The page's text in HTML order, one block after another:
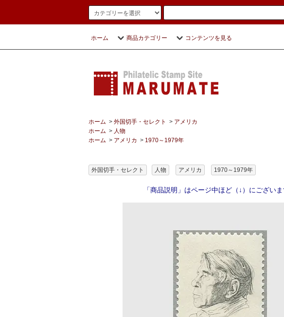
ホーム 商品カテゴリー コンテンツを見る
ホーム > 外国切手・セレクト > アメリカ
ホーム > 人物
ホーム > アメリカ > 1970～1979年
外国切手・セレクト 人物 アメリカ 1970～1979年
「商品説明」はページ中ほど（↓）にございま